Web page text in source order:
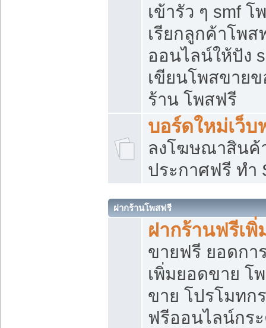
เข้ารัว ๆ smf
เรียกลูกค้าโพส
ออนไลน์ให้ปัง
เขียนโพสขาย
ร้าน โพสฟรี
บอร์ดใหม่เว็บ
ลงโฆษณาสิน
ประกาศฟรี ทำ
ฝากร้านโพสฟรี
ฝากร้านฟรีเ
ขายฟรี ยอดกา
เพิ่มยอดขาย โ
ขาย โปรโมทก
ฟรีออนไลน์กร